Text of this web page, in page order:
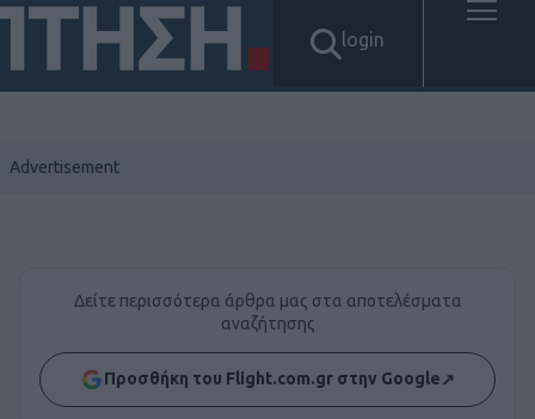
login
Δείτε περισσότερα άρθρα μας στα αποτελέσματα
αναζήτησης
Προσθήκη του Flight.com.gr στην Google↗